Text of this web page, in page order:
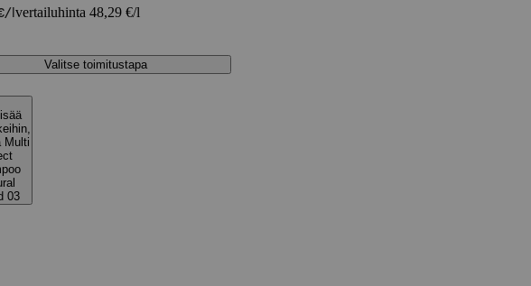
l vertailuhinta 48,29 €/l
Valitse toimitustapa
Multi
03